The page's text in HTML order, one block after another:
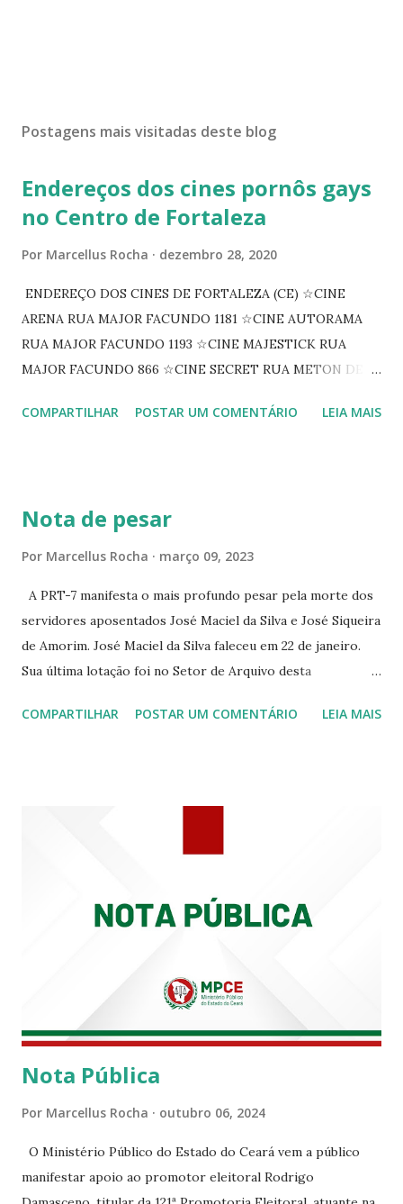
Postagens mais visitadas deste blog
Endereços dos cines pornôs gays
no Centro de Fortaleza
Por Marcellus Rocha dezembro 28, 2020
ENDEREÇO DOS CINES DE FORTALEZA (CE) ☆CINE
ARENA RUA MAJOR FACUNDO 1181 ☆CINE AUTORAMA
RUA MAJOR FACUNDO 1193 ☆CINE MAJESTICK RUA
MAJOR FACUNDO 866 ☆CINE SECRET RUA METON DE
PEIXOTO 1307 ☆CINE IRIS RUA FLORIANO PEIXOTO 1206
☆CINE VIP CLUBE RUA 24 DE MAIO 825 ☆CINE ECLIPSE
COMPARTILHAR POSTAR UM COMENTÁRIO LEIA MAIS
Nota de pesar
Por Marcellus Rocha março 09, 2023
A PRT-7 manifesta o mais profundo pesar pela morte dos
servidores aposentados José Maciel da Silva e José Siqueira
de Amorim. José Maciel da Silva faleceu em 22 de janeiro.
Sua última lotação foi no Setor de Arquivo desta
Siqueira Amorim faleceu em 28 de fevereiro e encerrou a
COMPARTILHAR POSTAR UM COMENTÁRIO LEIA MAIS
Nota Pública
Por Marcellus Rocha outubro 06, 2024
O Ministério Público do Estado do Ceará vem a público
manifestar apoio ao promotor eleitoral Rodrigo